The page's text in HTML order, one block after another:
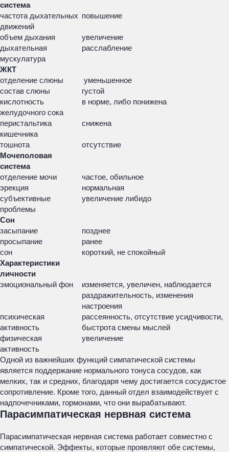
система
частота дыхательных
движений
повышение
объем дыхания
увеличение
дыхательная
мускулатура
расслабление
ЖКТ
отделение слюны
уменьшенное
состав слюны
густой
кислотность
желудочного сока
в норме, либо понижена
перистальтика
кишечника
снижена
тошнота
отсутствие
Мочеполовая
система
отделение мочи
частое, обильное
эрекция
нормальная
субъективные
проблемы
увеличение либидо
Сон
засыпание
позднее
просыпание
ранее
сон
короткий, не спокойный
Характеристики
личности
эмоциональный фон
изменяется, увеличен, наблюдается
раздражительность, изменения
настроения
психическая
активность
рассеянность, отсутствие усидчивости,
быстрота смены мыслей
физическая
активность
увеличение
Одной из важнейших функций симпатической системы
является поддержание нормального тонуса сосудов, как
мелких, так и средних, благодаря чему достигается сосудистое
сопротивление. Кроме того, данный отдел взаимодействует с
надпочечниками, гормонами, что они вырабатывают.
Парасимпатическая нервная система
Парасимпатическая нервная система работает совместно с
симпатической. Эффекты, которые проявляют обе системы,